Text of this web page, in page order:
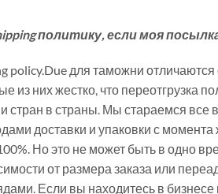
политику, если моя
для таможни отличаются
из них жестко, что переотгрузка
стран в страны. Мы стараемся все
доставки и упаковки с момента
Но это не может быть в одно
от размера заказа или
Если вы находитесь в